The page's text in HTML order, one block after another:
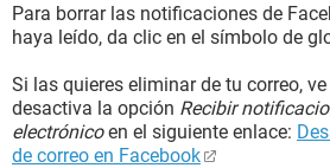
Para borrar las notificaciones de
haya leído, da clic en el símbolo de
Si las quieres eliminar de tu correo,
desactiva la opción Recibir
electrónicoen el siguiente enlace:
de correo en Facebook